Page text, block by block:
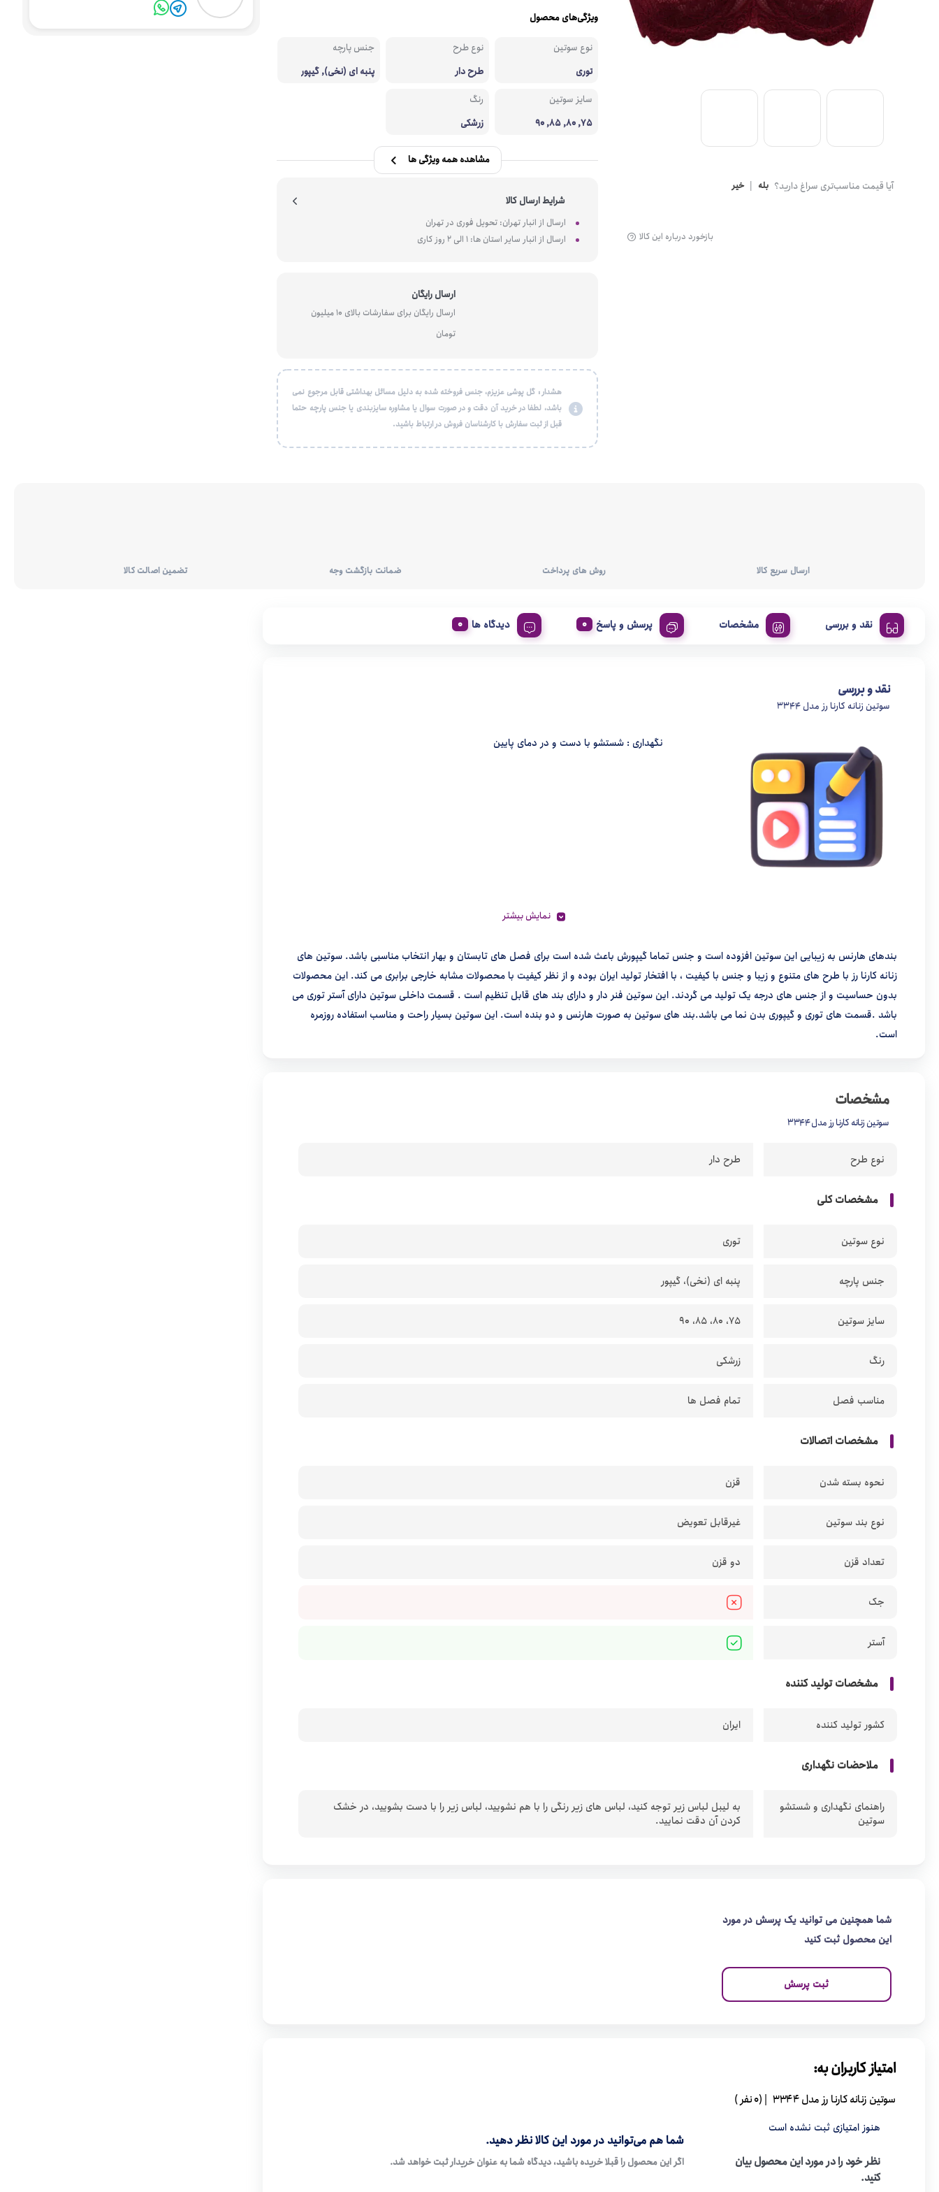
گن
آیا قیمت مناسب‌تری سراغ دارید؟ بله خیر
بازخورد درباره این کالا
ویژگی‌های محصول
نوع سوتین
توری
نوع طرح
طرح دار
جنس پارچه
پنبه ای (نخی), گیپور
سایز سوتین
75, 80, 85, 90
رنگ
زرشکی
مشاهده همه ویژگی ها
شرایط ارسال کالا
ارسال از انبار تهران: تحویل فوری در تهران
ارسال از انبار سایر استان ها: 1 الی 2 روز کاری
ارسال رایگان
ارسال رایگان برای سفارشات بالای 10 میلیون
تومان
هشدار : گل پوشی عزیزم، جنس فروخته شده به دلیل مسائل بهداشتی قابل مرجوع نمی
باشد، لطفا در خرید آن دقت و در صورت سوال یا مشاوره سایزبندی یا جنس پارچه حتما
قبل از ثبت سفارش با کارشناسان فروش در ارتباط باشید.
ارسال سریع کالا روش های پرداخت ضمانت بازگشت وجه تضمین اصالت کالا
نقد و بررسی مشخصات پرسش و پاسخ دیدگاه ها
نقد و بررسی
سوتین زنانه کارنا رز مدل 3344
نگهداری : شستشو با دست و در دمای پایین
نمایش بیشتر
بندهای هارنس به زیبایی این سوتین افزوده است و جنس تماما گیپورش باعث شده است برای فصل های تابستان و بهار انتخاب مناسبی باشد. سوتین های
زنانه کارنا رز با طرح های متنوع و زیبا و جنس با کیفیت ، با افتخار تولید ایران بوده و از نظر کیفیت با محصولات مشابه خارجی برابری می کند. این محصولات
بدون حساسیت و از جنس های درجه یک تولید می گردند. این سوتین فنر دار و دارای بند های قابل تنظیم است . قسمت داخلی سوتین دارای آستر توری می
باشد .قسمت های توری و گیپوری بدن نما می باشد.بند های سوتین به صورت هارنس و دو بنده است. این سوتین بسیار راحت و مناسب استفاده روزمره
است.
مشخصات
سوتین زنانه کارنا رز مدل 3344
نوع طرح طرح دار
مشخصات کلی
نوع سوتین توری
جنس پارچه پنبه ای (نخی)، گیپور
سایز سوتین 75، 80، 85، 90
رنگ زرشکی
مناسب فصل تمام فصل ها
مشخصات اتصالات
نحوه بسته شدن قزن
نوع بند سوتین غیرقابل تعویض
تعداد قزن دو قزن
جک
آستر
مشخصات تولید کننده
کشور تولید کننده ایران
ملاحضات نگهداری
راهنمای نگهداری و شستشو
سوتین
به لیبل لباس زیر توجه کنید، لباس های زیر رنگی را با هم نشویید، لباس زیر را با دست بشویید، در خشک
کردن آن دقت نمایید.
شما همچنین می توانید یک پرسش در مورد
این محصول ثبت کنید
ثبت پرسش
امتیاز کاربران به:
سوتین زنانه کارنا رز مدل 3344 | (0 نفر )
هنوز امتیازی ثبت نشده است
نظر خود را در مورد این محصول بیان
کنید.
شما هم می‌توانید در مورد این کالا نظر دهید.
اگر این محصول را قبلا خریده باشید، دیدگاه شما به عنوان خریدار ثبت خواهد شد.